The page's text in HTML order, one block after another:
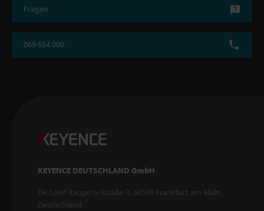
Fragen
069 654 000
KEYENCE DEUTSCHLAND GmbH
De-Saint-Exupéry-Straße 3, 60549 Frankfurt am Main,
Deutschland